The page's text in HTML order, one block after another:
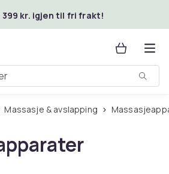
399 kr. igjen til fri frakt!
Massasje & avslapping